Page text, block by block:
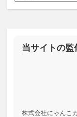
当サイトの監
株式会社にゃんこ